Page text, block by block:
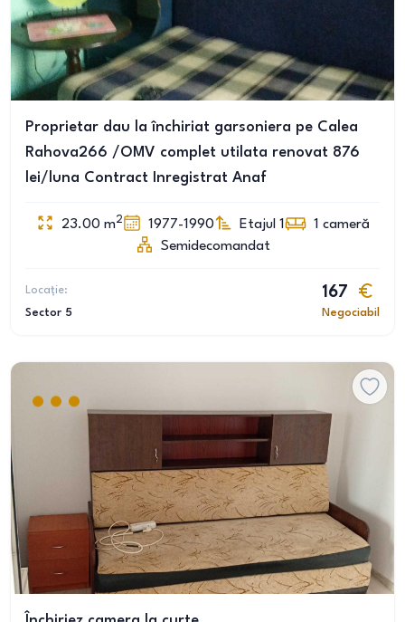
Proprietar dau la închiriat garsoniera pe Calea
Rahova266 /OMV complet utilata renovat 876
lei/luna Contract Inregistrat Anaf
23.00 m2 1977-1990 Etajul 1 1 cameră
Semidecomandat
Locație:
Sector 5
167
Negociabil